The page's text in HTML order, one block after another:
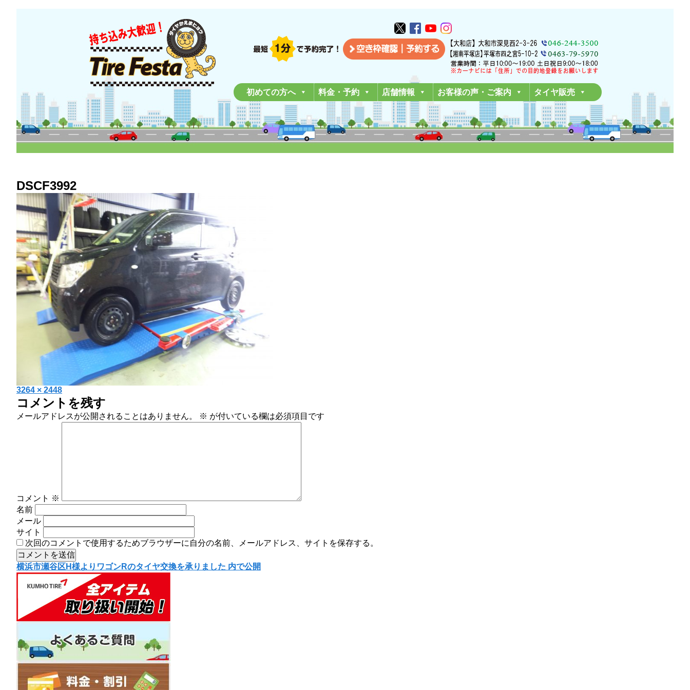
初めての方へ 料金・予約 店舗情報 お客様の声・ご案内 タイヤ販売
DSCF3992
投
稿
日:
フ
ル
サ
イ
3264 × 2448
コメントを残す
メールアドレスが公開されることはありません。 ※ が付いている欄は必須項目です
コメント ※
名前
メール
サイト
次回のコメントで使用するためブラウザーに自分の名前、メールアドレス、サイトを保存する。
投
稿
ビ
ー
シ
ョ
横浜市瀬谷区H様よりワゴンRのタイヤ交換を承りました 内で公開